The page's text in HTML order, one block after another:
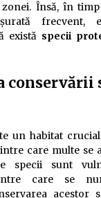
Dunării:
Însă, în
frecvent,
există specii
conservării
un habitat
care multe se
specii sunt
care se
acestor